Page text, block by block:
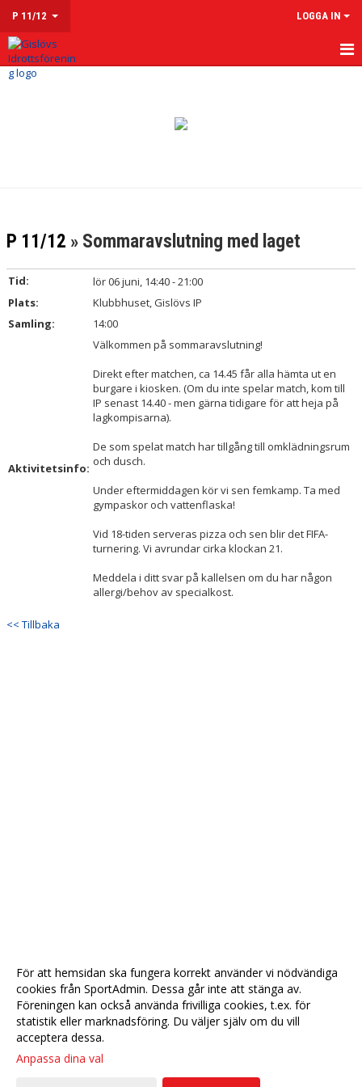
P 11/12 LOGGA IN
HEM
P 11/12 » Sommaravslutning med laget
Tid:
lör 06 juni, 14:40 - 21:00
Plats:
Klubbhuset, Gislövs IP
Samling:
14:00
Aktivitetsinfo:
Välkommen på sommaravslutning!
Direkt efter matchen, ca 14.45 får alla hämta ut en
burgare i kiosken. (Om du inte spelar match, kom till
IP senast 14.40 - men gärna tidigare för att heja på
lagkompisarna).
De som spelat match har tillgång till omklädningsrum
och dusch.
Under eftermiddagen kör vi sen femkamp. Ta med
gympaskor och vattenflaska!
Vid 18-tiden serveras pizza och sen blir det FIFA-
turnering. Vi avrundar cirka klockan 21.
Meddela i ditt svar på kallelsen om du har någon
allergi/behov av specialkost.
<< Tillbaka
För att hemsidan ska fungera korrekt använder vi nödvändiga
cookies från SportAdmin. Dessa går inte att stänga av.
Föreningen kan också använda frivilliga cookies, t.ex. för
statistik eller marknadsföring. Du väljer själv om du vill
acceptera dessa.
Anpassa dina val